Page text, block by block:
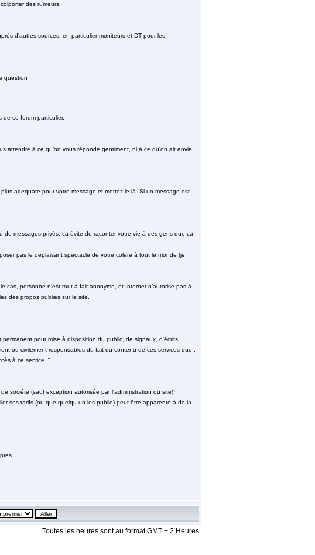
des rumeurs.
d’autres sources, en particulier moniteurs et DT pour les
question
ce forum particulier.
attendre à ce qu’on vous réponde gentiment, ni à ce qu’on ait envie
adequate pour votre message et mettez-le là. Si un message est
messages privés, ca évite de raconter votre vie à des gens que ca
pas le deplaisant spectacle de votre colere à tout le monde (je
cas, personne n’est tout à fait anonyme, et Internet n’autorise pas à
des propos publiés sur le site.
pour mise à disposition du public, de signaux, d'écrits,
ou civilement responsables du fait du contenu de ces services que :
à ce service. "
société (sauf exception autorisée par l'administration du site).
ses tarifs (ou que quelqu un les publie) peut être apparenté à de la
Toutes les heures sont au format GMT + 2 Heures